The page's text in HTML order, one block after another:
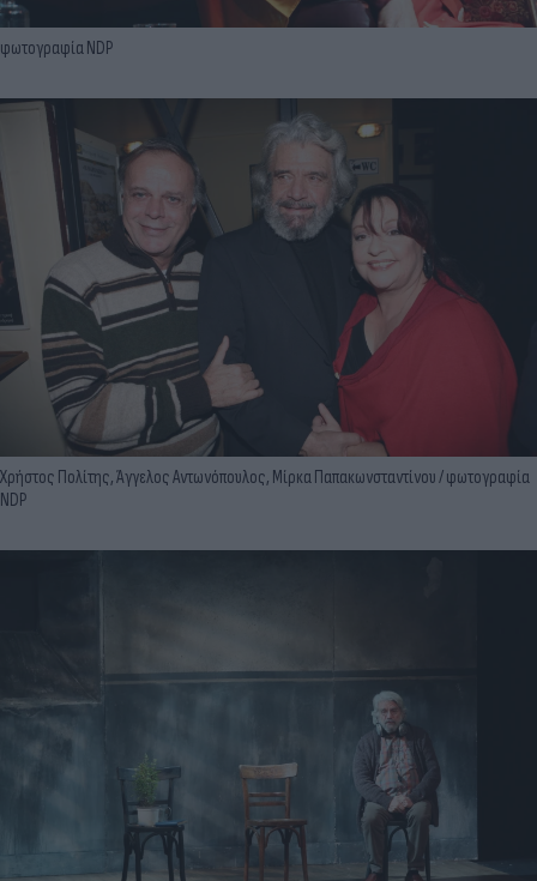
φωτογραφία NDP
Χρήστος Πολίτης, Άγγελος Αντωνόπουλος, Μίρκα Παπακωνσταντίνου / φωτογραφία
NDP